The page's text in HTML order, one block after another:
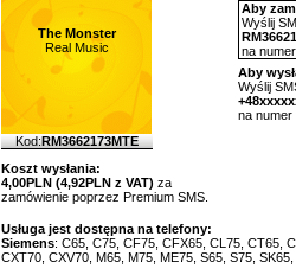
The Monster
Real Music
Kod:RM3662173MTE
Koszt wysłania:
4,00PLN (4,92PLN z VAT) za
zamówienie poprzez Premium SMS.
Aby
Wyślij
na
Aby
Wyślij
na numer
Usługa jest dostępna na telefony:
Siemens: C65, C75, CF75, CFX65, CL75, CT65,
CXT70, CXV70, M65, M75, ME75, S65, S75,